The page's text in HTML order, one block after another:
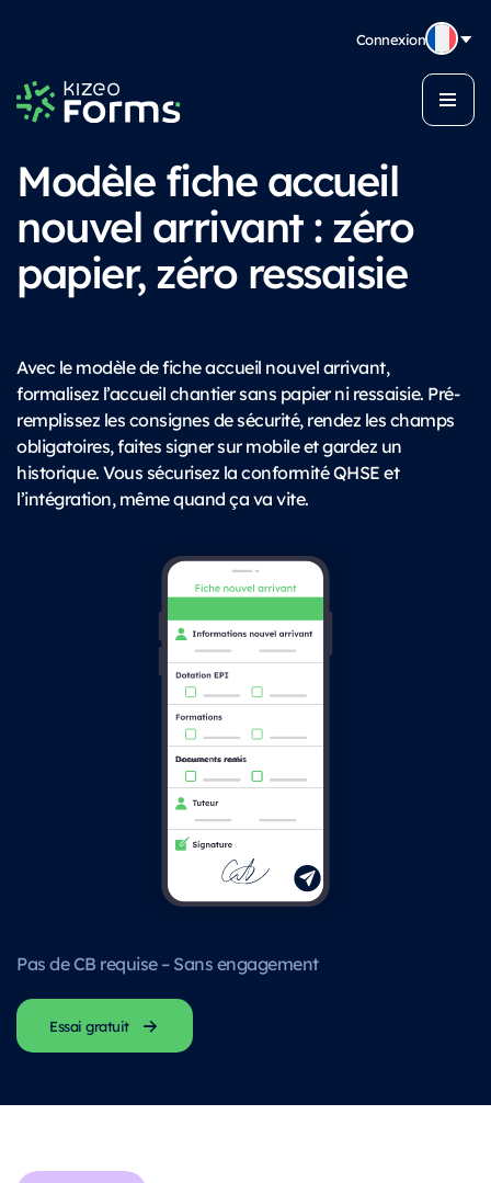
Connexion
Modèle fiche accueil
nouvel arrivant : zéro
papier, zéro ressaisie
Avec le modèle de fiche accueil nouvel arrivant,
formalisez l’accueil chantier sans papier ni ressaisie. Pré-
remplissez les consignes de sécurité, rendez les champs
obligatoires, faites signer sur mobile et gardez un
historique. Vous sécurisez la conformité QHSE et
l’intégration, même quand ça va vite.
Pas de CB requise – Sans engagement
Essai gratuit